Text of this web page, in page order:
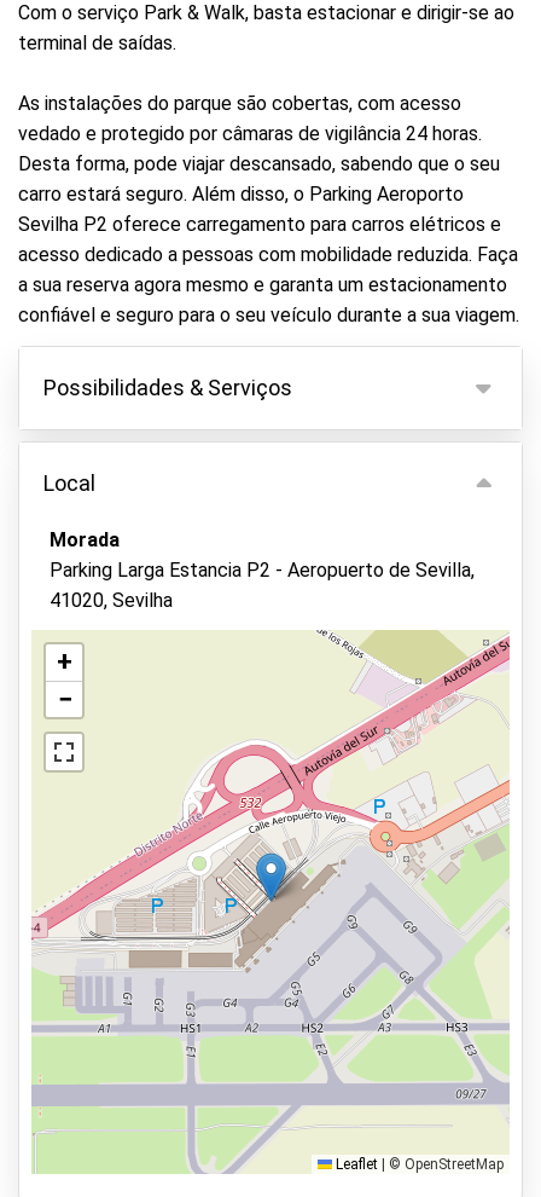
Com o serviço Park & Walk, basta estacionar e dirigir-se ao
terminal de saídas.
As instalações do parque são cobertas, com acesso
vedado e protegido por câmaras de vigilância 24 horas.
Desta forma, pode viajar descansado, sabendo que o seu
carro estará seguro. Além disso, o Parking Aeroporto
Sevilha P2 oferece carregamento para carros elétricos e
acesso dedicado a pessoas com mobilidade reduzida. Faça
a sua reserva agora mesmo e garanta um estacionamento
confiável e seguro para o seu veículo durante a sua viagem.
Possibilidades & Serviços
Possibilidades
Estacionamento interno
Mantenha as chaves da viatura
Vigilância por vídeo
Estação de carga eléctrica
Vigilância humana
Aberto 24 horas
Reserve antecipadamente
300m walk to the departure hall
Modalidades de estacionamento
Transbordo
Valet
Park & Walk
Local
Morada
Parking Larga Estancia P2 - Aeropuerto de Sevilla,
41020, Sevilha
Ver no mapa
+
−
Leaflet © OpenStreetMap